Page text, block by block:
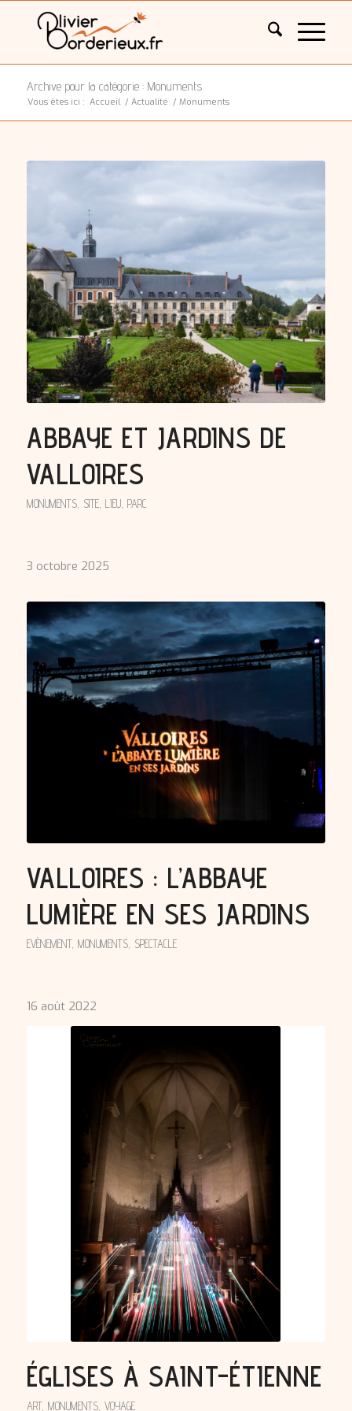
Archive pour la catégorie : Monuments
Vous êtes ici : Accueil / Actualité / Monuments
ABBAYE ET JARDINS DE
VALLOIRES
MONUMENTS, SITE, LIEU, PARC
3 octobre 2025
VALLOIRES : L’ABBAYE
LUMIÈRE EN SES JARDINS
EVÈNEMENT, MONUMENTS, SPECTACLE
16 août 2022
ÉGLISES À SAINT-ÉTIENNE
ART, MONUMENTS, VOYAGE